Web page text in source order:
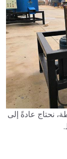
نحتاج عادةً إلى